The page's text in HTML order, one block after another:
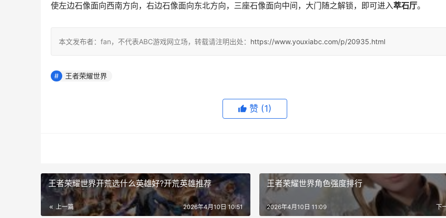
使左边石像面向西南方向，右边石像面向东北方向，三座石像面向中间，大门随之解锁，即可进入萃石厅。
本文发布者：fan，不代表ABC游戏网立场，转载请注明出处： https://www.youxiabc.com/p/20935.html
王者荣耀世界
赞 (1)
王者荣耀世界开荒选什么英雄好?开荒英雄推荐
上一篇 2026年4月10日 10:51
王者荣耀世界角色强度排行
下
2026年4月10日 11:09